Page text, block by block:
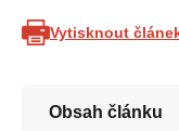
Vytisknout
Obsah článku